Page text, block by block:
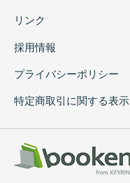
リンク
採用情報
プライバシーポリシー
特定商取引に関する表示